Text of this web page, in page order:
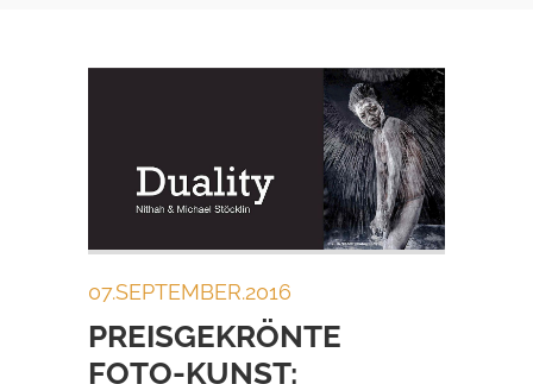
07.SEPTEMBER.2016
PREISGEKRÖNTE
FOTO-KUNST: